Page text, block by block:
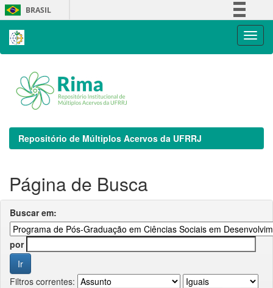
Skip
navigation
BRASIL
Repositório de Múltiplos Acervos da UFRRJ
Página de Busca
Buscar em:
por
Filtros correntes: